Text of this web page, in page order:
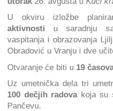
U okviru izložbe
aktivnosti u saradnju
vaspitanja i obrazovanja
Obradović u Vranju i dve
Otvaranje će biti u 19
Uz umetnička dela tri
100 dečjih radovakoja su
Pančevu.